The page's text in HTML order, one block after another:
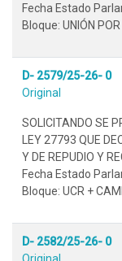
Fecha Estado
Bloque: UNIÓN
D- 2579/25-26- 0
Original
SOLICITANDO SE
LEY 27793 QUE
Y DE REPUDIO Y
Fecha Estado
Bloque: UCR +
D- 2582/25-26- 0
Original